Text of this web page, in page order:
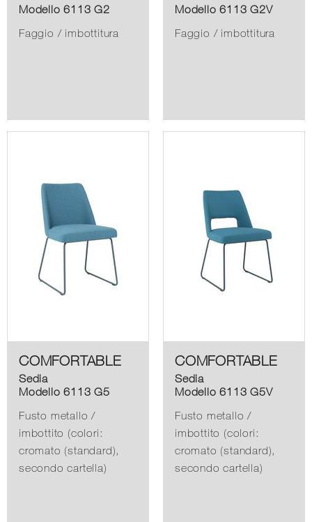
Modello 6113 G2
Faggio / imbottitura
Modello 6113 G2V
Faggio / imbottitura
COMFORTABLE
Sedia
Modello 6113 G5
Fusto metallo /
imbottito (colori:
cromato (standard),
secondo cartella)
COMFORTABLE
Sedia
Modello 6113 G5V
Fusto metallo /
imbottito (colori:
cromato (standard),
secondo cartella)